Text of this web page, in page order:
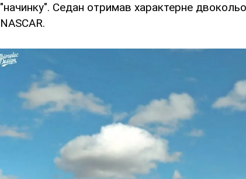
"начинку". Седан отримав характерне
NASCAR.